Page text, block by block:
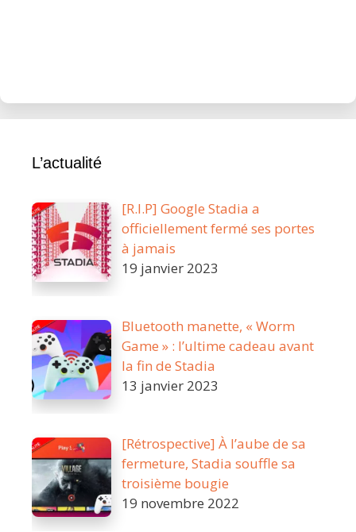
L’actualité
[R.I.P] Google Stadia a
officiellement fermé ses portes
à jamais
19 janvier 2023
Bluetooth manette, « Worm
Game » : l’ultime cadeau avant
la fin de Stadia
13 janvier 2023
[Rétrospective] À l’aube de sa
fermeture, Stadia souffle sa
troisième bougie
19 novembre 2022